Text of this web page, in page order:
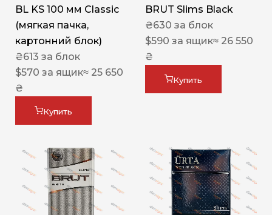
BL KS 100 мм Classic
(мягкая пачка,
картонний блок)
₴613 за блок
$570 за ящик≈ 25 650
₴
Купить
BRUT Slims Black
₴630 за блок
$590 за ящик≈ 26 550
₴
Купить